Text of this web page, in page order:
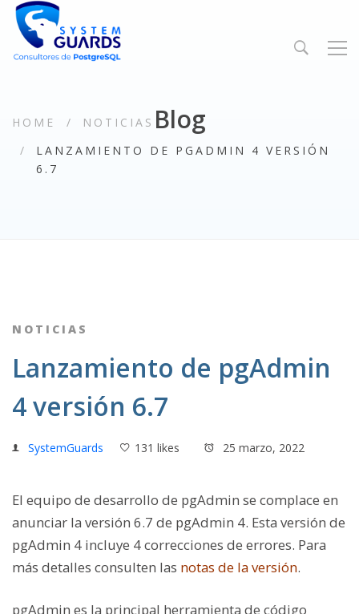
Blog
HOME
NOTICIAS
LANZAMIENTO DE PGADMIN 4 VERSIÓN
6.7
NOTICIAS
Lanzamiento de pgAdmin
4 versión 6.7
SystemGuards 131 likes 25 marzo, 2022
El equipo de desarrollo de pgAdmin se complace en
anunciar la versión 6.7 de pgAdmin 4. Esta versión de
pgAdmin 4 incluye 4 correcciones de errores. Para
más detalles consulten las notas de la versión.
pgAdmin es la principal herramienta de código